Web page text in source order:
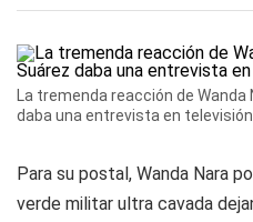
La tremenda reacción de
daba una entrevista en televisión.
Para su postal, Wanda Nara
verde militar ultra cavada